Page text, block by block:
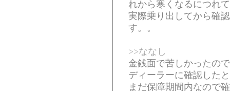
れから寒くなるにつれ
実際乗り出してから確
す。。
>>ななし
金銭面で苦しかったの
ディーラーに確認した
まだ保障期間内なので